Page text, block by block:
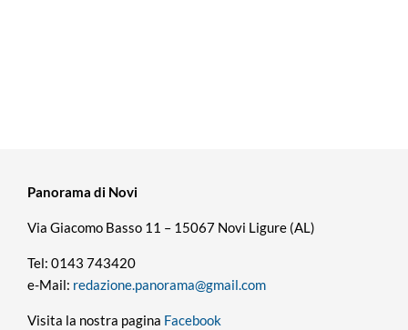
Panorama di Novi
Via Giacomo Basso 11 – 15067 Novi Ligure (AL)
Tel: 0143 743420
e-Mail: redazione.panorama@gmail.com
Visita la nostra pagina Facebook